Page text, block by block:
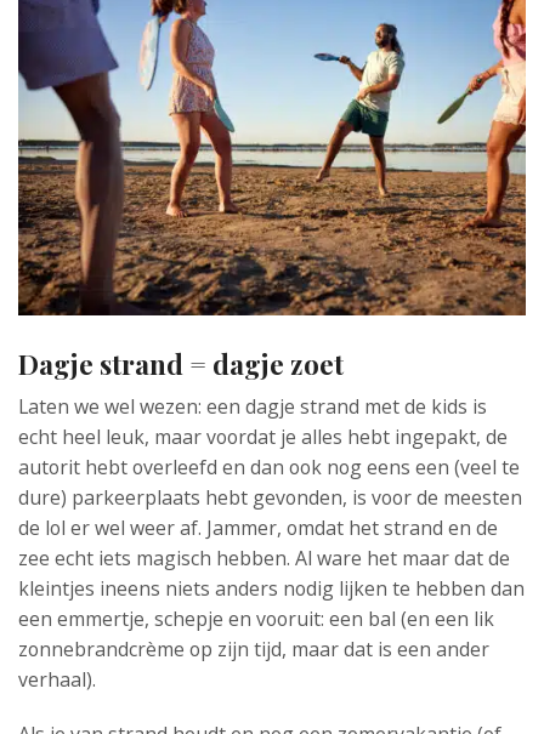
Dagje strand = dagje zoet
Laten we wel wezen: een dagje strand met de kids is
echt heel leuk, maar voordat je alles hebt ingepakt, de
autorit hebt overleefd en dan ook nog eens een (veel te
dure) parkeerplaats hebt gevonden, is voor de meesten
de lol er wel weer af. Jammer, omdat het strand en de
zee echt iets magisch hebben. Al ware het maar dat de
kleintjes ineens niets anders nodig lijken te hebben dan
een emmertje, schepje en vooruit: een bal (en een lik
zonnebrandcrème op zijn tijd, maar dat is een ander
verhaal).